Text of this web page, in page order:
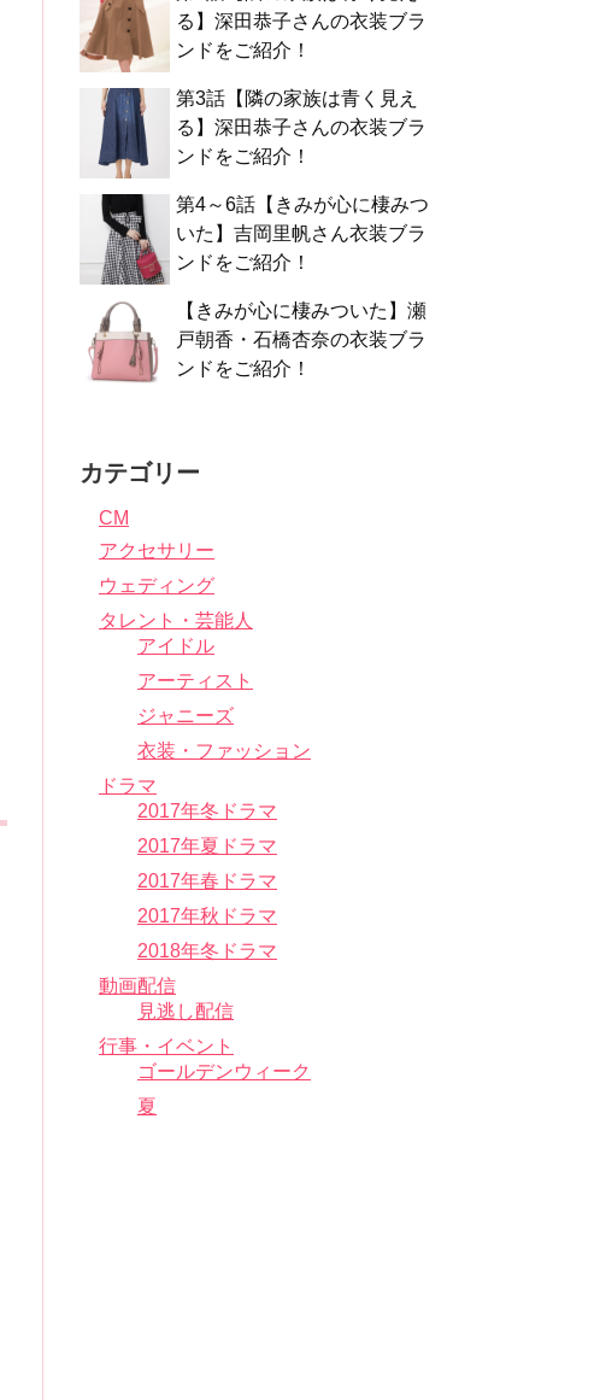
る】深田恭子さんの衣装ブラ
ンドをご紹介！
第3話【隣の家族は青く見え
る】深田恭子さんの衣装ブラ
ンドをご紹介！
第4～6話【きみが心に棲みつ
いた】吉岡里帆さん衣装ブラ
ンドをご紹介！
【きみが心に棲みついた】瀬
戸朝香・石橋杏奈の衣装ブラ
ンドをご紹介！
カテゴリー
CM
アクセサリー
ウェディング
タレント・芸能人
アイドル
アーティスト
ジャニーズ
衣装・ファッション
ドラマ
2017年冬ドラマ
2017年夏ドラマ
2017年春ドラマ
2017年秋ドラマ
2018年冬ドラマ
動画配信
見逃し配信
行事・イベント
ゴールデンウィーク
夏